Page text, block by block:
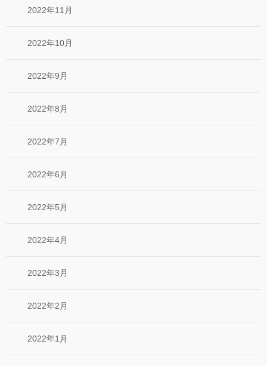
2022年11月
2022年10月
2022年9月
2022年8月
2022年7月
2022年6月
2022年5月
2022年4月
2022年3月
2022年2月
2022年1月